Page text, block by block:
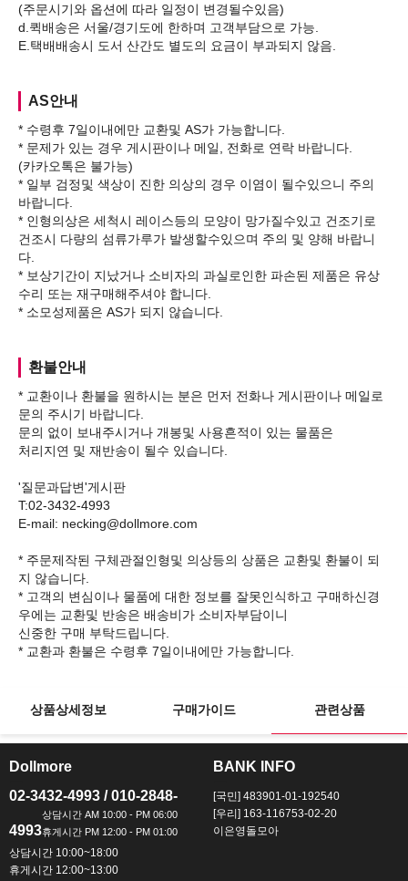
(주문시기와 옵션에 따라 일정이 변경될수있음)
d.퀵배송은 서울/경기도에 한하며 고객부담으로 가능.
AS안내
* 수령후 7일이내에만 교환및 AS가 가능합니다.
* 문제가 있는 경우 게시판이나 메일, 전화로 연락 바랍니다.
(카카오톡은 불가능)
* 일부 검정및 색상이 진한 의상의 경우 이염이 될수있으니 주의
바랍니다.
* 인형의상은 세척시 레이스등의 모양이 망가질수있고 건조기로
건조시 다량의 섬류가루가 발생할수있으며 주의 및 양해 바랍니
다.
* 보상기간이 지났거나 소비자의 과실로인한 파손된 제품은 유상
수리 또는 재구매해주셔야 합니다.
환불안내
* 교환이나 환불을 원하시는 분은 먼저 전화나 게시판이나 메일로
문의 주시기 바랍니다.
문의 없이 보내주시거나 개봉및 사용흔적이 있는 물품은
처리지연 및 재반송이 될수 있습니다.
'질문과답변'게시판
T:02-3432-4993
E-mail: necking@dollmore.com
* 주문제작된 구체관절인형및 의상등의 상품은 교환및 환불이 되
지 않습니다.
* 고객의 변심이나 물품에 대한 정보를 잘못인식하고 구매하신경
우에는 교환및 반송은 배송비가 소비자부담이니
신중한 구매 부탁드립니다.
상품상세정보 구매가이드 관련상품
Dollmore
02-3432-4993 / 010-2848-
4993
상담시간 10:00~18:00
휴게시간 12:00~13:00
BANK INFO
[국민] 483901-01-192540
[우리] 163-116753-02-20
이은영돌모아